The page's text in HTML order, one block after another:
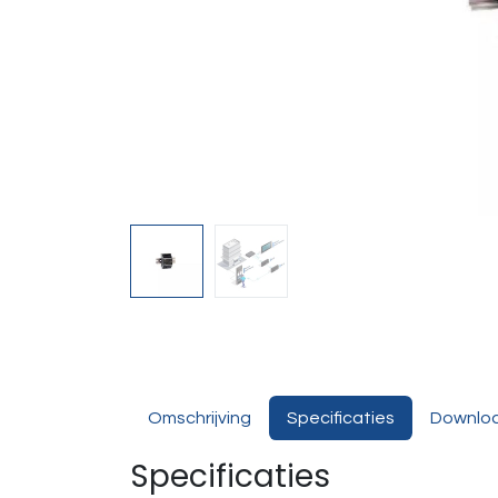
Omschrijving Specificaties
Specificaties